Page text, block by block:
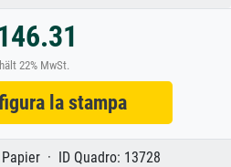
22% MwSt.
la stampa
· ID Quadro: 13728